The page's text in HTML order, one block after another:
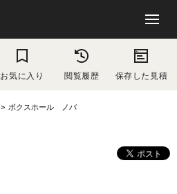
お気に入り 閲覧履歴 保存した見積
ボクスホール ノバ